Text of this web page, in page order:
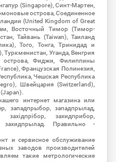
(Singapore), Синт-Мартен,
острова, Соединенное
(United Kingdom of Great
Восточный Тимор (Тимор-
Тайвань (Taiwan), Таиланд
Того, Тонга, Тринидад и
Туркменистан, Уганда, Венгрия
острова, Фиджи, Филиппины
Французская Полинезия,
Чешская Республика
Швейцария (Switzerland),
интернет магазина или
западпрыбор, западпрылад,
західпрібор, захидприбор,
захидпрылад. Правильно -
и сервисное обслуживание
заводов производителей
такие метрологические